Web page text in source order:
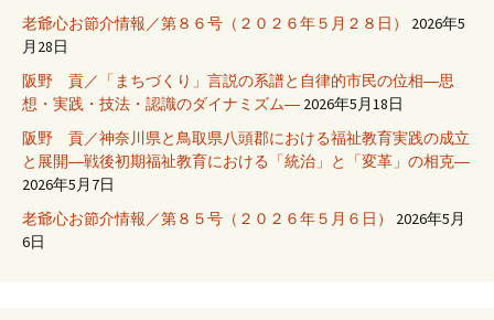
老爺心お節介情報／第８６号（２０２６年５月２８日）
2026年5
月28日
阪野 貢／「まちづくり」言説の系譜と自律的市民の位相―思
想・実践・技法・認識のダイナミズム― 2026年5月18日
阪野 貢／神奈川県と鳥取県八頭郡における福祉教育実践の成立
と展開―戦後初期福祉教育における「統治」と「変革」の相克―
2026年5月7日
老爺心お節介情報／第８５号（２０２６年５月６日）
2026年5月
6日